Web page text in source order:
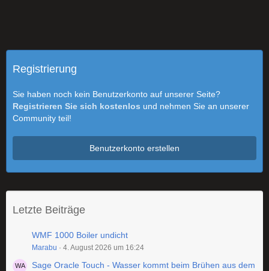
Registrierung
Sie haben noch kein Benutzerkonto auf unserer Seite?
Registrieren Sie sich kostenlos und nehmen Sie an unserer
Community teil!
Benutzerkonto erstellen
Letzte Beiträge
WMF 1000 Boiler undicht
Marabu 4. August 2026 um 16:24
Sage Oracle Touch - Wasser kommt beim Brühen aus dem